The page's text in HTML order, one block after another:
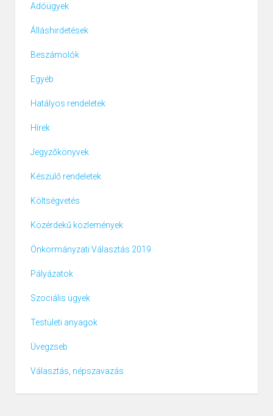
Adóügyek
Álláshirdetések
Beszámolók
Egyéb
Hatályos rendeletek
Hírek
Jegyzőkönyvek
Készülő rendeletek
Költségvetés
Közérdekű közlemények
Önkormányzati Választás 2019
Pályázatok
Szociális ügyek
Testületi anyagok
Üvegzseb
Választás, népszavazás